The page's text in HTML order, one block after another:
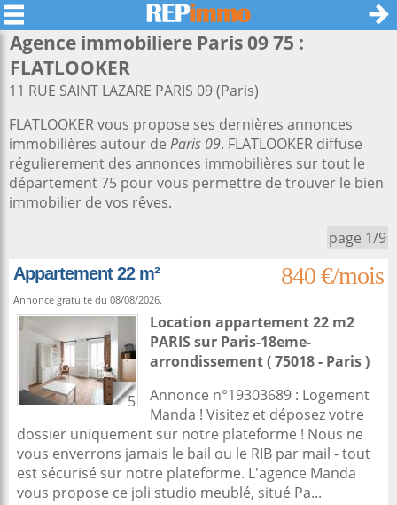
Agence immobiliere Paris 09 75 :
FLATLOOKER
11 RUE SAINT LAZARE PARIS 09 (Paris)
FLATLOOKER vous propose ses dernières annonces
immobilières autour de Paris 09. FLATLOOKER diffuse
régulierement des annonces immobilières sur tout le
département 75 pour vous permettre de trouver le bien
immobilier de vos rêves.
page 1/9
Appartement 22 m²
840 €/mois
Annonce gratuite du 08/08/2026.
5
Location appartement 22 m2
PARIS sur Paris-18eme-
arrondissement( 75018 - Paris )
Annonce n°19303689 : Logement
Manda ! Visitez et déposez votre
dossier uniquement sur notre plateforme ! Nous ne
vous enverrons jamais le bail ou le RIB par mail - tout
est sécurisé sur notre plateforme. L'agence Manda
vous propose ce joli studio meublé, situé Pa...